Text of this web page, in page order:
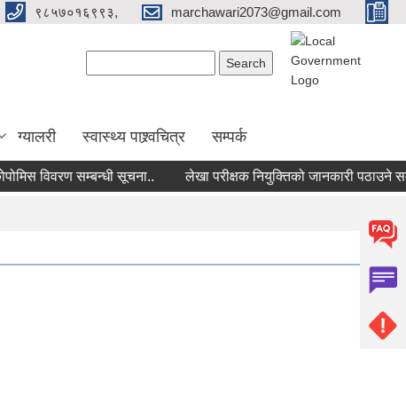
९८५७०१६९९३, marchawari2073@gmail.com
ग्यालरी स्वास्थ्य पाश्र्वचित्र सम्पर्क
विवरण सम्बन्धी सूचना.. लेखा परीक्षक नियुक्तिको जानकारी पठाउने